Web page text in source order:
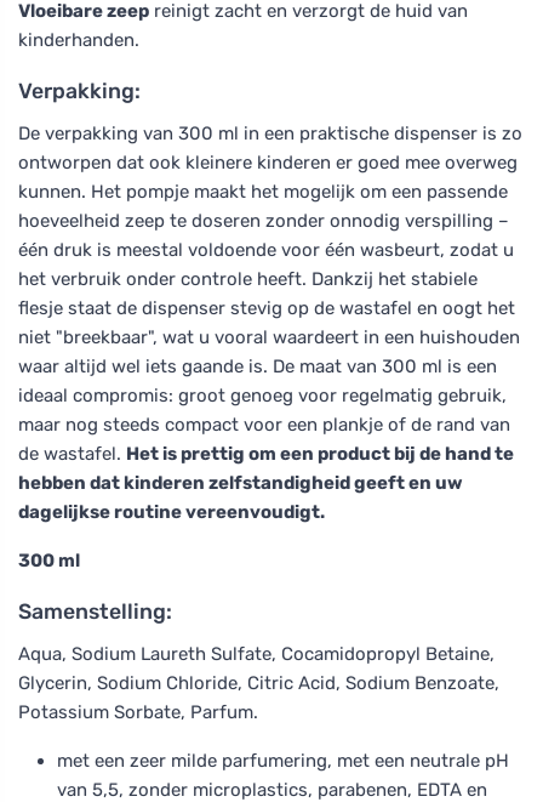
Vloeibare zeep reinigt zacht en verzorgt de huid van
kinderhanden.
Verpakking:
De verpakking van 300 ml in een praktische dispenser is zo
ontworpen dat ook kleinere kinderen er goed mee overweg
kunnen. Het pompje maakt het mogelijk om een passende
hoeveelheid zeep te doseren zonder onnodig verspilling –
één druk is meestal voldoende voor één wasbeurt, zodat u
het verbruik onder controle heeft. Dankzij het stabiele
flesje staat de dispenser stevig op de wastafel en oogt het
niet "breekbaar", wat u vooral waardeert in een huishouden
waar altijd wel iets gaande is. De maat van 300 ml is een
ideaal compromis: groot genoeg voor regelmatig gebruik,
maar nog steeds compact voor een plankje of de rand van
de wastafel. Het is prettig om een product bij de hand te
hebben dat kinderen zelfstandigheid geeft en uw
dagelijkse routine vereenvoudigt.
300 ml
Samenstelling:
Aqua, Sodium Laureth Sulfate, Cocamidopropyl Betaine,
Glycerin, Sodium Chloride, Citric Acid, Sodium Benzoate,
Potassium Sorbate, Parfum.
met een zeer milde parfumering, met een neutrale pH
van 5,5, zonder microplastics, parabenen, EDTA en